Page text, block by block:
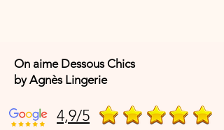
On aime Dessous Chics
by Agnès Lingerie
4,9/5